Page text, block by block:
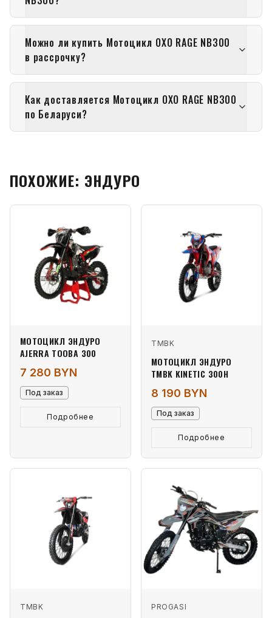
Можно ли купить Мотоцикл OXO RAGE NB300
в рассрочку?
Как доставляется Мотоцикл OXO RAGE NB300
по Беларуси?
ПОХОЖИЕ: ЭНДУРО
МОТОЦИКЛ ЭНДУРО
AJERRA TOOBA 300
7 280 BYN
Под заказ
Подробнее
TMBK
МОТОЦИКЛ ЭНДУРО
TMBK KINETIC 300H
8 190 BYN
Под заказ
Подробнее
TMBK PROGASI